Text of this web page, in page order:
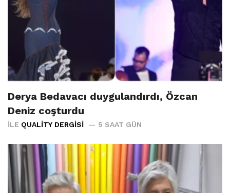
Derya Bedavacı duygulandırdı, Özcan
Deniz coşturdu
İLE QUALITY DERGISI 5 SAAT GÜN